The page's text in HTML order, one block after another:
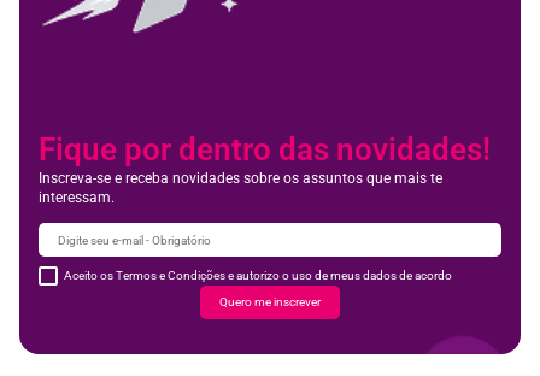
Fique por dentro das novidades!
Inscreva-se e receba novidades sobre os assuntos que mais te
interessam.
Aceito os Termos e Condições e autorizo o uso de meus dados de acordo
Quero me inscrever